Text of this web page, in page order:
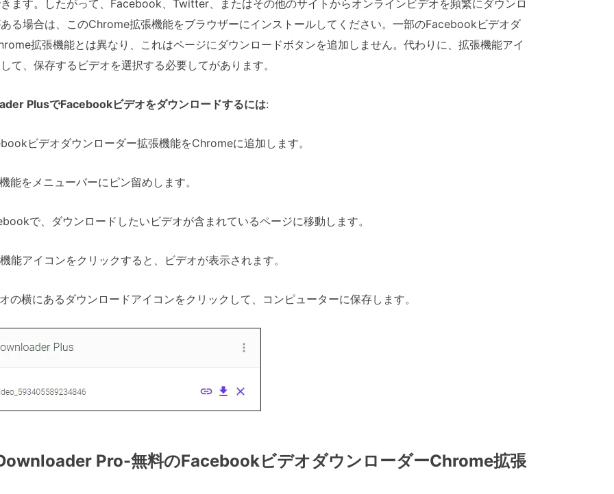
ます。したがって、Facebook、Twitter、またはその他のサイトからオンラインビデオを頻繁にダウンロ
る場合は、このChrome拡張機能をブラウザーにインストールしてください。一部のFacebookビデオダ
拡張機能とは異なり、これはページにダウンロードボタンを追加しません。代わりに、拡張機能アイ
て、保存するビデオを選択する必要してがあります。
PlusでFacebookビデオをダウンロードするには:
ビデオダウンローダー拡張機能をChromeに追加します。
能をメニューバーにピン留めします。
で、ダウンロードしたいビデオが含まれているページに移動します。
能アイコンをクリックすると、ビデオが表示されます。
の横にあるダウンロードアイコンをクリックして、コンピューターに保存します。
Pro-無料のFacebookビデオダウンローダーChrome拡張